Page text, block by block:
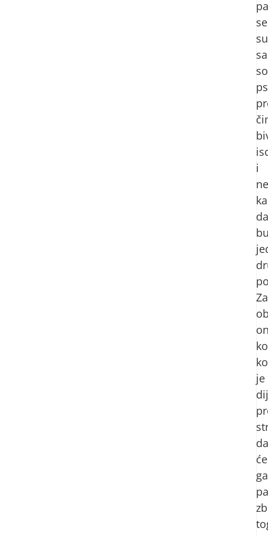
se
sa
i
da
je
da
će
ga